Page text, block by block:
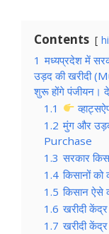
Contents
1 मध्यप्रदेश में
उड़द की खरीदी
शुरू होंगे पंजीयन।
1.1
1.2 मुंग और
Purchase
1.3 सरकार
1.4 किसानों
1.5 किसान ऐसे
1.6 खरीदी
1.7 खरीदी केंद्र